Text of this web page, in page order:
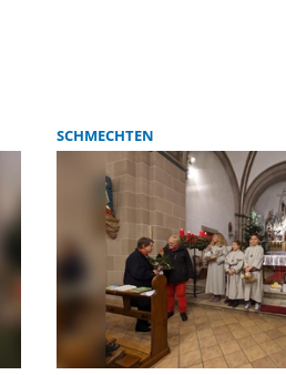
namens „Kattenvenne“.
wirklich, er liegt genau
Osnabrück. In den
Bauernhof, um Ehefrau
Evelyn, Schützenfest und
deutlich: Heinrich hat die
– das Sagen hat aber seine
SCHMECHTEN